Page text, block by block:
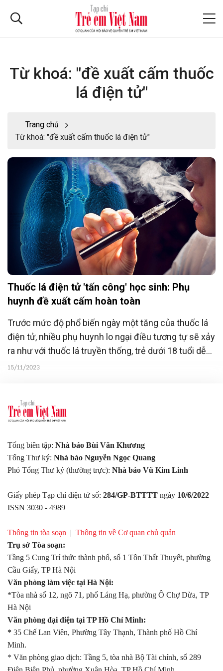
Từ khoá: "đề xuất cấm thuốc
lá điện tử"
Trang chủ
Từ khoá: "đề xuất cấm thuốc lá điện tử"
Thuốc lá điện tử 'tấn công' học sinh: Phụ
huynh đề xuất cấm hoàn toàn
Trước mức độ phổ biến ngày một tăng của thuốc lá
điện tử, nhiều phụ huynh lo ngại điều tương tự sẽ xảy
ra như với thuốc lá truyền thống, trẻ dưới 18 tuổi dễ
dàng mua và sử dụng bất chấp quy định giới hạn độ
15/11/2023
Tổng biên tập: Nhà báo Bùi Văn Khương
Tổng Thư ký: Nhà báo Nguyễn Ngọc Quang
Phó Tổng Thư ký (thường trực): Nhà báo Vũ Kim Linh
Giấy phép Tạp chí điện tử số: 284/GP-BTTTT ngày 10/6/2022
ISSN 3030 - 4989
Thông tin tòa soạn | Thông tin về Cơ quan chủ quản
Trụ sở Tòa soạn:
Tầng 5 Cung Trí thức thành phố, số 1 Tôn Thất Thuyết, phường
Cầu Giấy, TP Hà Nội
Văn phòng làm việc tại Hà Nội:
*Tòa nhà số 12, ngõ 71, phố Láng Hạ, phường Ô Chợ Dừa, TP
Hà Nội
Văn phòng đại diện tại TP Hồ Chí Minh:
* 35 Chế Lan Viên, Phường Tây Thạnh, Thành phố Hồ Chí
Minh.
* Văn phòng giao dịch: Tầng 5, tòa nhà Bộ Tài chính, số 289